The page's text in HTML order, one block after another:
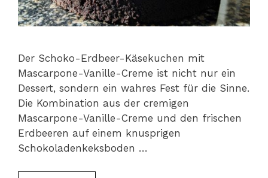
Der Schoko-Erdbeer-Käsekuchen mit
Mascarpone-Vanille-Creme ist nicht nur ein
Dessert, sondern ein wahres Fest für die Sinne.
Die Kombination aus der cremigen
Mascarpone-Vanille-Creme und den frischen
Erdbeeren auf einem knusprigen
Schokoladenkeksboden …